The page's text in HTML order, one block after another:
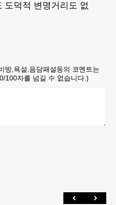
도덕적 변명거리도 없
방,욕설,음담패설등의 코멘트는
0/100자를 넘길 수 없습니다.)